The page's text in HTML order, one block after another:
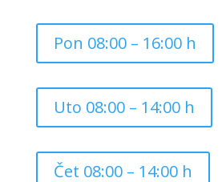
Pon 08:00 – 16:00 h
Uto 08:00 – 14:00 h
Čet 08:00 – 14:00 h